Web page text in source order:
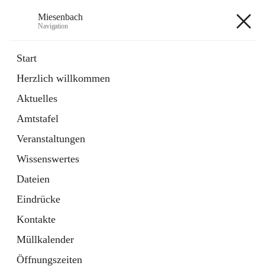
Miesenbach
Navigation
Start
Herzlich willkommen
Aktuelles
Amtstafel
Veranstaltungen
Wissenswertes
Dateien
Eindrücke
Kontakte
Müllkalender
Öffnungszeiten
Externe Webseite
in
Tab
Region Schneebergland
Externe Webseite
öffnet
in
neuem
Tab